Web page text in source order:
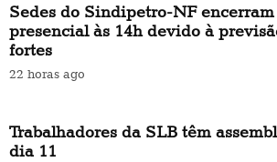
Sedes do Sindipetro-NF
presencial às 14h devido à
fortes
22 horas ago
Trabalhadores da SLB têm
dia 11